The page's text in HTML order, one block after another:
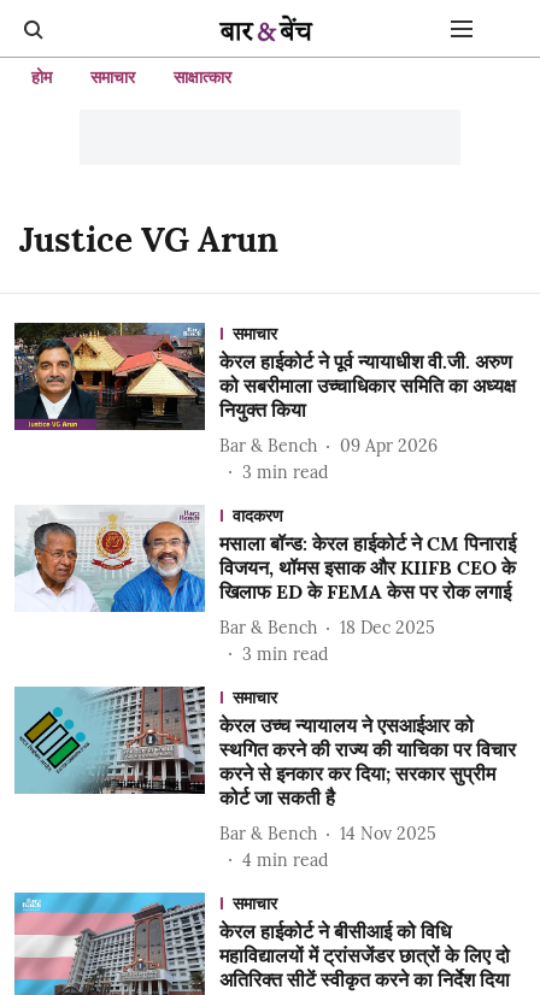
होम समाचार साक्षात्कार
Justice VG Arun
समाचार
केरल हाईकोर्ट ने पूर्व न्यायाधीश वी.जी. अरुण
को सबरीमाला उच्चाधिकार समिति का अध्यक्ष
नियुक्त किया
Bar & Bench
09 Apr 2026
3 min read
वादकरण
मसाला बॉन्ड: केरल हाईकोर्ट ने CM पिनाराई
विजयन, थॉमस इसाक और KIIFB CEO के
खिलाफ ED के FEMA केस पर रोक लगाई
Bar & Bench
18 Dec 2025
3 min read
समाचार
केरल उच्च न्यायालय ने एसआईआर को
स्थगित करने की राज्य की याचिका पर विचार
करने से इनकार कर दिया; सरकार सुप्रीम
कोर्ट जा सकती है
Bar & Bench
14 Nov 2025
4 min read
समाचार
केरल हाईकोर्ट ने बीसीआई को विधि
महाविद्यालयों में ट्रांसजेंडर छात्रों के लिए दो
अतिरिक्त सीटें स्वीकृत करने का निर्देश दिया